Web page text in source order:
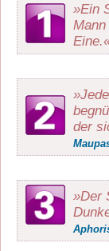
»Ein
der
»Der